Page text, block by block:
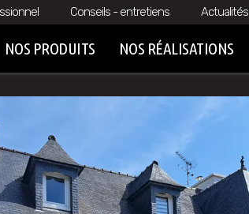
Conseils - entretiens Actualités
NOS PRODUITS NOS RÉALISATIONS